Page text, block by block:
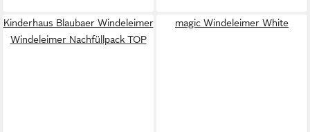
Kinderhaus Blaubaer Windeleimer
Windeleimer Nachfüllpack TOP
magic Windeleimer White